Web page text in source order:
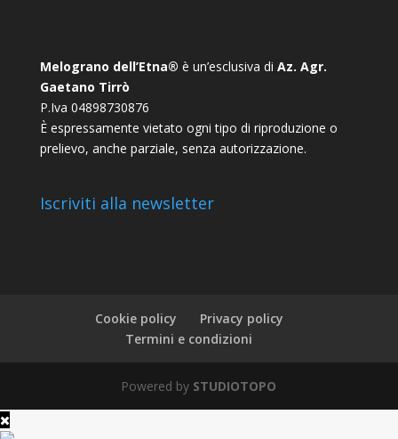
Melograno dell’Etna® è un’esclusiva di Az. Agr.
Gaetano Tirrò
P.Iva 04898730876
È espressamente vietato ogni tipo di riproduzione o
prelievo, anche parziale, senza autorizzazione.
Iscriviti alla newsletter
Cookie policy
Privacy policy
Termini e condizioni
Powered by STUDIOTOPO